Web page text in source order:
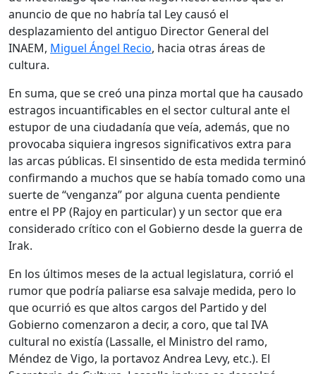
anuncio de que no habría tal Ley causó el
desplazamiento del antiguo Director General del
INAEM, Miguel Ángel Recio, hacia otras áreas de
cultura.
En suma, que se creó una pinza mortal que ha causado
estragos incuantificables en el sector cultural ante el
estupor de una ciudadanía que veía, además, que no
provocaba siquiera ingresos significativos extra para
las arcas públicas. El sinsentido de esta medida terminó
confirmando a muchos que se había tomado como una
suerte de “venganza” por alguna cuenta pendiente
entre el PP (Rajoy en particular) y un sector que era
considerado crítico con el Gobierno desde la guerra de
Irak.
En los últimos meses de la actual legislatura, corrió el
rumor que podría paliarse esa salvaje medida, pero lo
que ocurrió es que altos cargos del Partido y del
Gobierno comenzaron a decir, a coro, que tal IVA
cultural no existía (Lassalle, el Ministro del ramo,
Méndez de Vigo, la portavoz Andrea Levy, etc.). El